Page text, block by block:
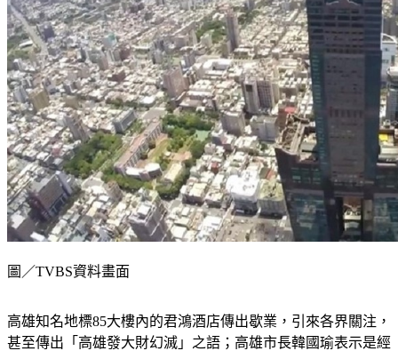
高雄知名地標85大樓內的君鴻酒店傳出歇業，引來各界關注，